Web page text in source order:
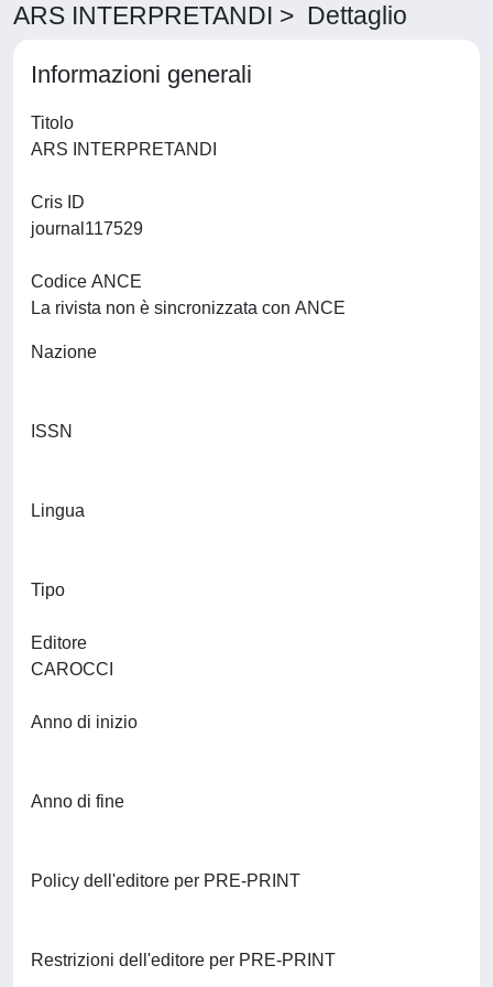
ARS INTERPRETANDI > Dettaglio
Informazioni generali
Titolo
Cris ID
Codice ANCE
La rivista non è sincronizzata con ANCE
Nazione
ISSN
Lingua
Tipo
Editore
Anno di inizio
Anno di fine
Policy dell'editore per PRE-PRINT
Restrizioni dell'editore per PRE-PRINT